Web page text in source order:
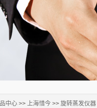
中心 >> 上海惜今 >> 旋转蒸发仪器